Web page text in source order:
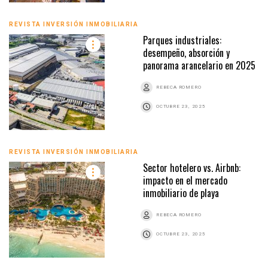
REVISTA INVERSIÓN INMOBILIARIA
Parques industriales:
desempeño, absorción y
panorama arancelario en 2025
REBECA ROMERO
OCTUBRE 23, 2025
REVISTA INVERSIÓN INMOBILIARIA
Sector hotelero vs. Airbnb:
impacto en el mercado
inmobiliario de playa
REBECA ROMERO
OCTUBRE 23, 2025